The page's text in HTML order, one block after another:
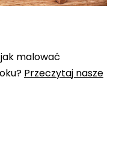
malować
Przeczytaj nasze